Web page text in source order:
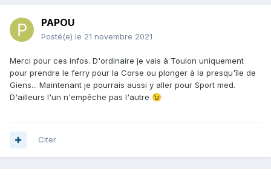
PAPOU
Posté(e) le 21 novembre 2021
Merci pour ces infos. D'ordinaire je vais à Toulon uniquement
pour prendre le ferry pour la Corse ou plonger à la presqu'île de
Giens... Maintenant je pourrais aussi y aller pour Sport med.
D'ailleurs l'un n'empêche pas l'autre 😉
Citer